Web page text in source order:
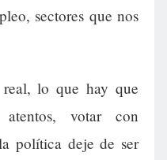
sectores que nos
lo que hay que
votar con
política deje de ser